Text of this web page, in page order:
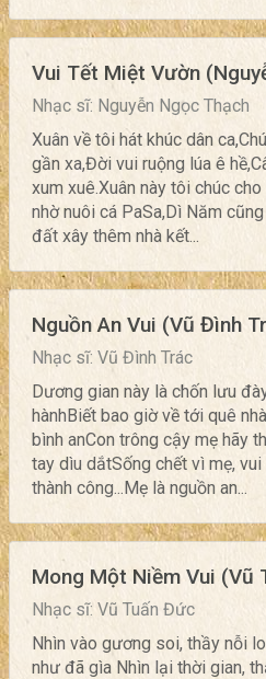
Vui Tết Miệt Vườn
Nhạc sĩ: Nguyễn Ngọc Thạch
Xuân về tôi hát khúc dân
gần xa,Đời vui ruộng lúa ê
xum xuê.Xuân này tôi chúc
nhờ nuôi cá PaSa,Dì Năm
đất xây thêm nhà kết...
Nguồn An Vui (Vũ Đình
Nhạc sĩ: Vũ Đình Trác
Dương gian này là chốn lưu
hànhBiết bao giờ về tới quê
bình anCon trông cậy mẹ hãy
tay dìu dắtSống chết vì mẹ,
thành công...Mẹ là nguồn an...
Mong Một Niềm Vui (Vũ
Nhạc sĩ: Vũ Tuấn Đức
Nhìn vào gương soi, thầy nỗi
như đã gìa Nhìn lại thời gian,